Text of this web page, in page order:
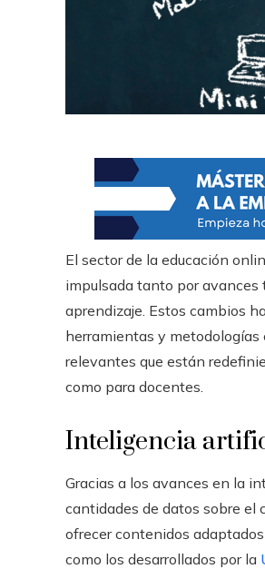
El sector de la educación
impulsada tanto por avances
aprendizaje. Estos cambios
herramientas y
relevantes que están
como para docentes.
Inteligencia
Gracias a los avances en la
cantidades de datos sobre el
ofrecer contenidos
como los desarrollados por la